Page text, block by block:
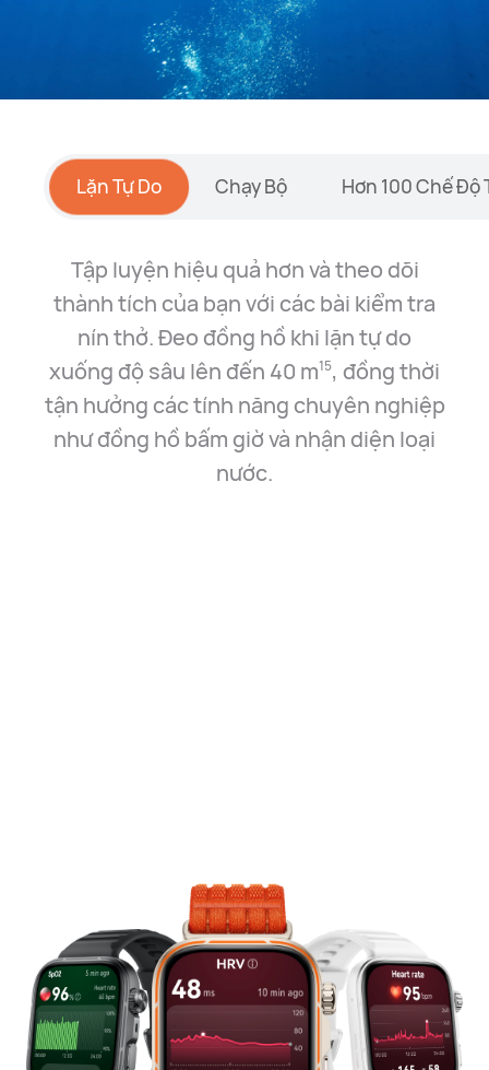
Lặn Tự Do Chạy Bộ Hơn 100 Chế Độ
Tập luyện hiệu quả hơn và theo dõi
thành tích của bạn với các bài kiểm tra
nín thở. Đeo đồng hồ khi lặn tự do
xuống độ sâu lên đến 40 m15, đồng thời
tận hưởng các tính năng chuyên nghiệp
nhưđồng hồ bấm giờ và nhận diện loại
nước.